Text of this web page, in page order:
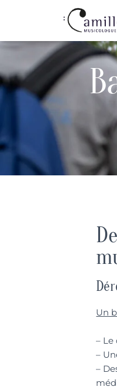
Un
– Le
–
–